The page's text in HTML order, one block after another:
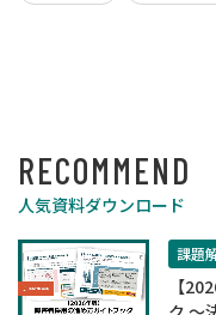
RECOMMEND
人気資料ダウンロード
課題
【